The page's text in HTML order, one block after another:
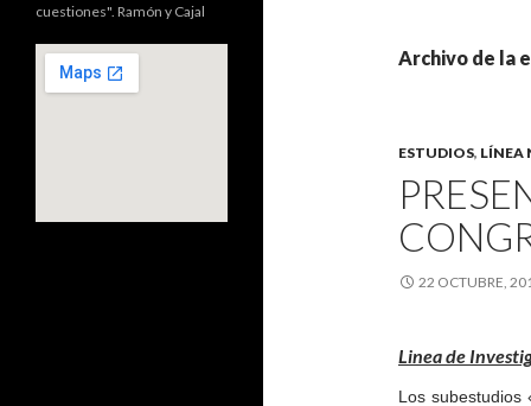
Archivo de la
ESTUDIOS, LÍNEA
22 OCTUBRE,
Linea de
Los subestudios
cuestiones". Ramón y Cajal